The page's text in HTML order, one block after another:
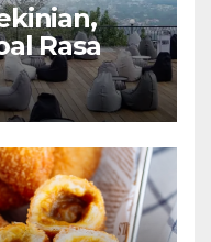
Rasa